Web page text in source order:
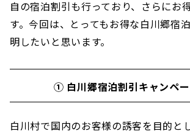
自の宿泊割引も行っており、さらにお
す。今回は、とってもお得な白川郷宿
明したいと思います。
① 白川郷宿泊割引キャンペ
白川村で国内のお客様の誘客を目的と